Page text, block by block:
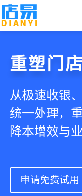
门店收
智慧收银+
商城，一套
增长难题
申请免费试用
重塑门
从极速收银
统一处理，
降本增效与
申请免费试用
驱动私
从支付即会
通，驱动私
提升忠诚度
申请免费试用
快速拓
借助小程序
后，打通全
界，提升顾
申请免费试用